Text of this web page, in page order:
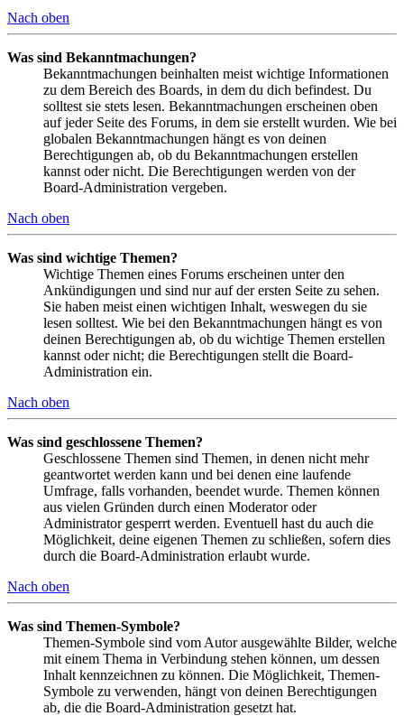
Nach oben
Was sind Bekanntmachungen?
Bekanntmachungen beinhalten meist wichtige Informationen
zu dem Bereich des Boards, in dem du dich befindest. Du
solltest sie stets lesen. Bekanntmachungen erscheinen oben
auf jeder Seite des Forums, in dem sie erstellt wurden. Wie bei
globalen Bekanntmachungen hängt es von deinen
Berechtigungen ab, ob du Bekanntmachungen erstellen
kannst oder nicht. Die Berechtigungen werden von der
Board-Administration vergeben.
Nach oben
Was sind wichtige Themen?
Wichtige Themen eines Forums erscheinen unter den
Ankündigungen und sind nur auf der ersten Seite zu sehen.
Sie haben meist einen wichtigen Inhalt, weswegen du sie
lesen solltest. Wie bei den Bekanntmachungen hängt es von
deinen Berechtigungen ab, ob du wichtige Themen erstellen
kannst oder nicht; die Berechtigungen stellt die Board-
Administration ein.
Nach oben
Was sind geschlossene Themen?
Geschlossene Themen sind Themen, in denen nicht mehr
geantwortet werden kann und bei denen eine laufende
Umfrage, falls vorhanden, beendet wurde. Themen können
aus vielen Gründen durch einen Moderator oder
Administrator gesperrt werden. Eventuell hast du auch die
Möglichkeit, deine eigenen Themen zu schließen, sofern dies
durch die Board-Administration erlaubt wurde.
Nach oben
Was sind Themen-Symbole?
Themen-Symbole sind vom Autor ausgewählte Bilder, welche
mit einem Thema in Verbindung stehen können, um dessen
Inhalt kennzeichnen zu können. Die Möglichkeit, Themen-
Symbole zu verwenden, hängt von deinen Berechtigungen
ab, die die Board-Administration gesetzt hat.